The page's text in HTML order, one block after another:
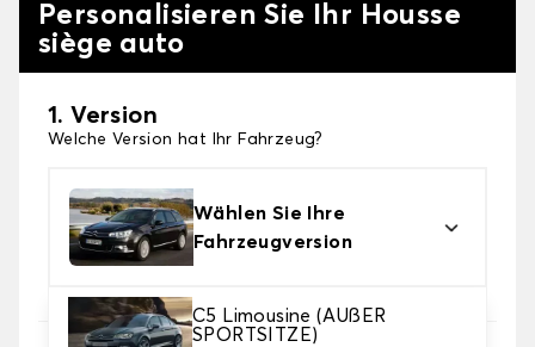
Personalisieren Sie Ihr Housse
siège auto
1. Version
Welche Version hat Ihr Fahrzeug?
Wählen Sie Ihre
Fahrzeugversion
C5 Limousine (AUßER
SPORTSITZE)